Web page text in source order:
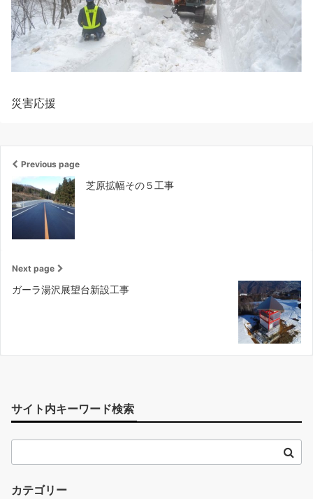
災害応援
Previous page
芝原拡幅その５工事
Next page
ガーラ湯沢展望台新設工事
サイト内キーワード検索
カテゴリー